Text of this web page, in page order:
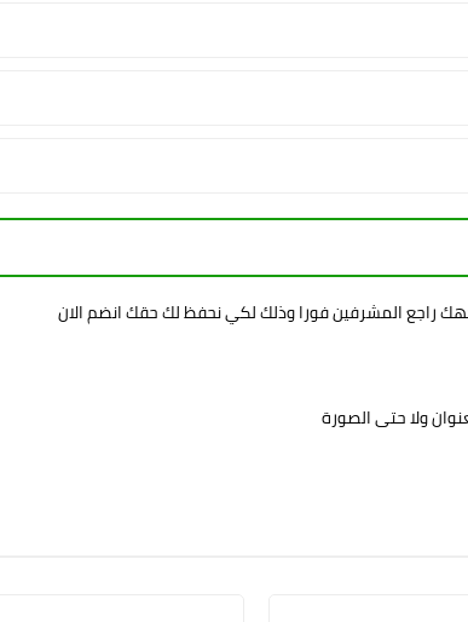
راجع المشرفين فورا وذلك لكي نحفظ لك حقك انضم الان
ولا حتى الصورة